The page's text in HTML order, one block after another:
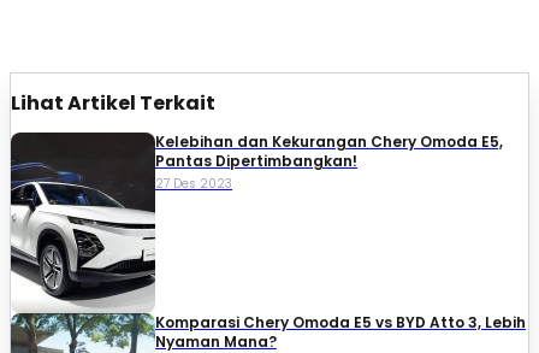
Lihat Artikel Terkait
Kelebihan dan Kekurangan Chery Omoda E5,
Pantas Dipertimbangkan!
27 Des 2023
Komparasi Chery Omoda E5 vs BYD Atto 3, Lebih
Nyaman Mana?